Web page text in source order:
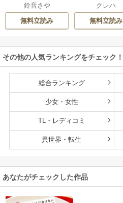
た
鈴音さや
無料立読み
クレハ
無料立読み
その他の人気ランキングをチェック！
総合ランキング
少女・女性
TL・レディコミ
異世界・転生
あなたがチェックした作品